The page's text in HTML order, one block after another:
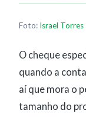
Foto: Israel Torres
O cheque
quando a
aí que mora o
tamanho do